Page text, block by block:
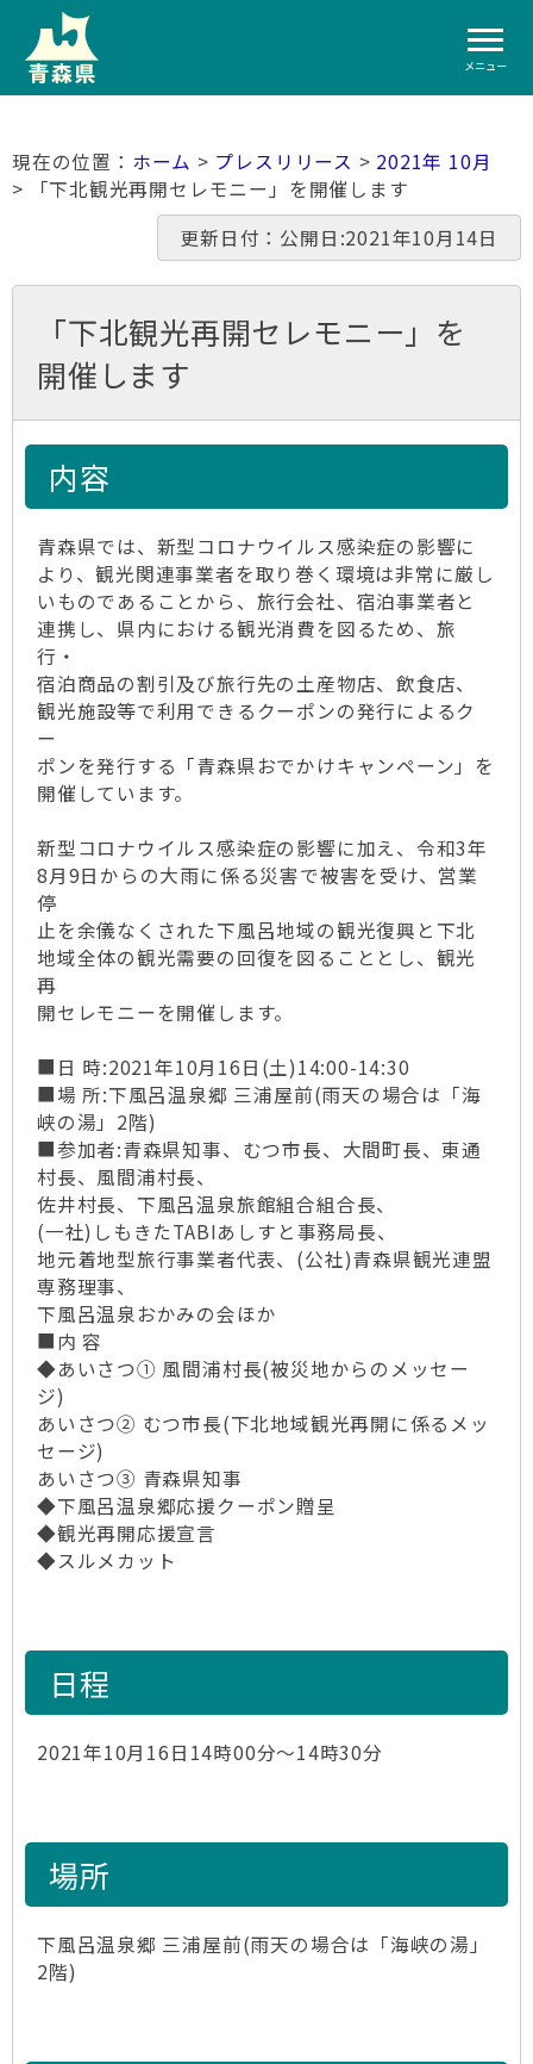
メニュー
ホーム > プレスリリース > 2021年 10月
> 「下北観光再開セレモニー」を開催します
更新日付：公開日:2021年10月14日
「下北観光再開セレモニー」を
開催します
内容
青森県では、新型コロナウイルス感染症の影響に
より、観光関連事業者を取り巻く環境は非常に厳し
いものであることから、旅行会社、宿泊事業者と
連携し、県内における観光消費を図るため、旅
行・
宿泊商品の割引及び旅行先の土産物店、飲食店、
観光施設等で利用できるクーポンの発行によるク
ー
ポンを発行する「青森県おでかけキャンペーン」を
開催しています。
新型コロナウイルス感染症の影響に加え、令和3年
8月9日からの大雨に係る災害で被害を受け、営業
停
止を余儀なくされた下風呂地域の観光復興と下北
地域全体の観光需要の回復を図ることとし、観光
再
開セレモニーを開催します。
■日 時:2021年10月16日(土)14:00-14:30
■場 所:下風呂温泉郷 三浦屋前(雨天の場合は「海
峡の湯」2階)
■参加者:青森県知事、むつ市長、大間町長、東通
村長、風間浦村長、
佐井村長、下風呂温泉旅館組合組合長、
(一社)しもきたTABIあしすと事務局長、
地元着地型旅行事業者代表、(公社)青森県観光連盟
専務理事、
下風呂温泉おかみの会ほか
■内 容
◆あいさつ① 風間浦村長(被災地からのメッセー
ジ)
あいさつ② むつ市長(下北地域観光再開に係るメッ
セージ)
あいさつ③ 青森県知事
◆下風呂温泉郷応援クーポン贈呈
◆観光再開応援宣言
◆スルメカット
日程
2021年10月16日14時00分～14時30分
場所
下風呂温泉郷 三浦屋前(雨天の場合は「海峡の湯」
2階)